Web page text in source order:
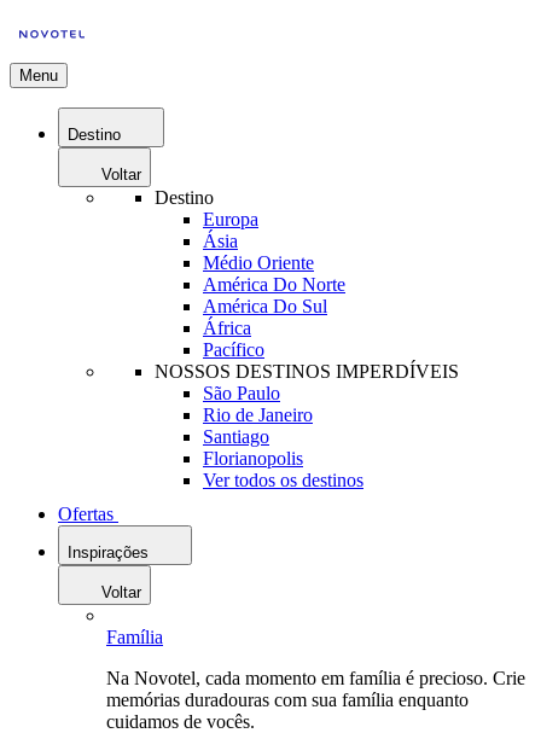
Menu
Destino
Voltar
Destino
Europa
Ásia
Médio Oriente
América Do Norte
América Do Sul
África
Pacífico
NOSSOS DESTINOS IMPERDÍVEIS
São Paulo
Rio de Janeiro
Santiago
Florianopolis
Ver todos os destinos
Ofertas
Inspirações
Voltar
Família
Na Novotel, cada momento em família é precioso. Crie
memórias duradouras com sua família enquanto
cuidamos de vocês.